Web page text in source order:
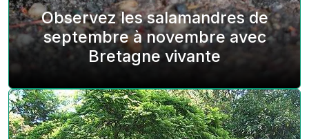
Observez les salamandres de
septembre à novembre avec
Bretagne vivante